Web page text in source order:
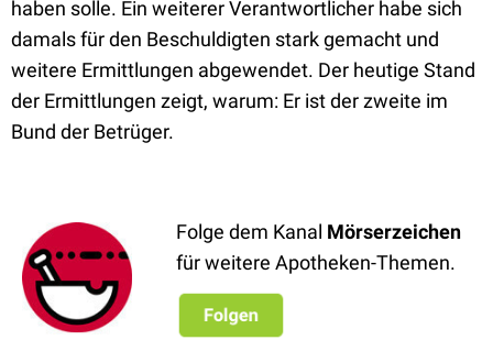
haben solle. Ein weiterer Verantwortlicher habe sich
damals für den Beschuldigten stark gemacht und
weitere Ermittlungen abgewendet. Der heutige Stand
der Ermittlungen zeigt, warum: Er ist der zweite im
Bund der Betrüger.
Folge dem Kanal Mörserzeichen
für weitere Apotheken-Themen.